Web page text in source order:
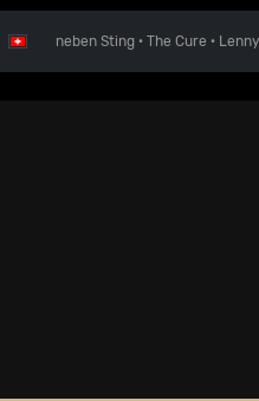
nebenSting ·The Cure ·